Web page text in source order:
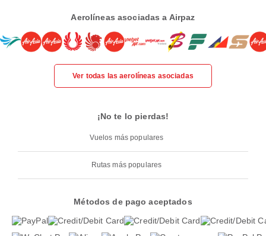
Aerolíneas asociadas a Airpaz
Ver todas las aerolíneas asociadas
¡No te lo pierdas!
Vuelos más populares
Rutas más populares
Métodos de pago aceptados